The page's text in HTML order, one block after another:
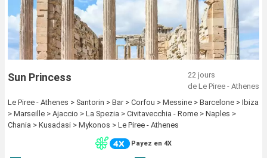
Sun Princess
22 jours
de Le Piree - Athenes
Le Piree - Athenes > Santorin > Bar > Corfou > Messine > Barcelone > Ibiza
> Marseille > Ajaccio > La Spezia > Civitavecchia - Rome > Naples >
Chania > Kusadasi > Mykonos > Le Piree - Athenes
Payez en 4X